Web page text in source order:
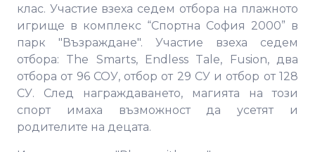
клас. Участие взеха седем отбора на плажното
игрище в комплекс “Спортна София 2000” в
парк "Възраждане". Участие взеха седем
отбора: The Smarts, Endless Tale, Fusion, два
отбора от 96 СОУ, отбор от 29 СУ и отбор от 128
СУ. След награждаването, магията на този
спорт имаха възможност да усетят и
родителите на децата.